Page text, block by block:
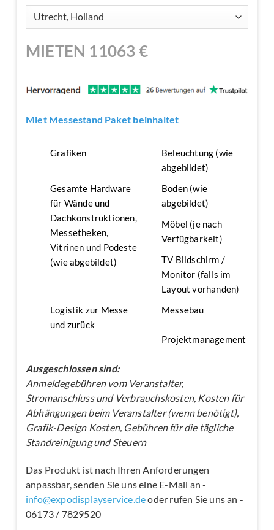
MIETEN 11063 €
Miet Messestand Paket beinhaltet
Grafiken
Beleuchtung (wie
abgebildet)
Gesamte Hardware
für Wände und
Dachkonstruktionen,
Messetheken,
Vitrinen und Podeste
(wie abgebildet)
Boden (wie
abgebildet)
Möbel (je nach
Verfügbarkeit)
TV Bildschirm /
Monitor (falls im
Layout vorhanden)
Logistik zur Messe
und zurück
Messebau
Projektmanagement
Ausgeschlossen sind:
Anmeldegebühren vom Veranstalter,
Stromanschluss und Verbrauchskosten, Kosten für
Abhängungen beim Veranstalter (wenn benötigt),
Grafik-Design Kosten, Gebühren für die tägliche
Standreinigung und Steuern
Das Produkt ist nach Ihren Anforderungen
anpassbar, senden Sie uns eine E-Mail an -
info@expodisplayservice.deoder rufen Sie uns an -
06173 / 7829520